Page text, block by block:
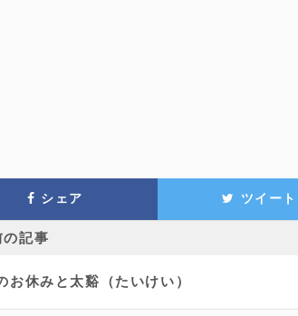
シェア ツイート
の記事
お休みと太谿（たいけい）